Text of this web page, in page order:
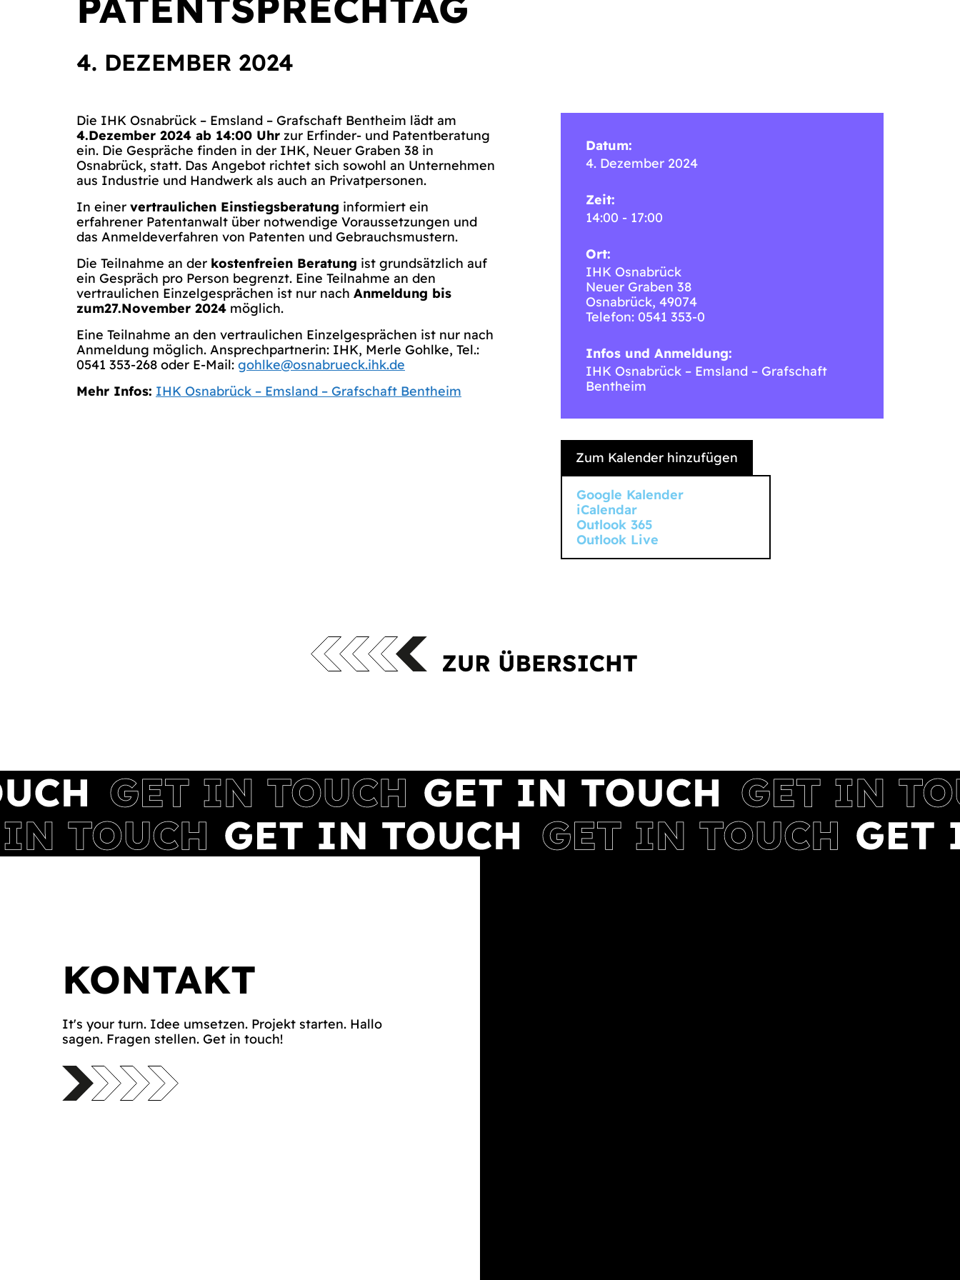
4. DEZEMBER 2024
Die IHK Osnabrück – Emsland – Grafschaft Bentheim lädt am
4.Dezember 2024 ab 14:00 Uhr zur Erfinder- und Patentberatung
ein. Die Gespräche finden in der IHK, Neuer Graben 38 in
Osnabrück, statt. Das Angebot richtet sich sowohl an Unternehmen
aus Industrie und Handwerk als auch an Privatpersonen.
In einer vertraulichen Einstiegsberatung informiert ein
erfahrener Patentanwalt über notwendige Voraussetzungen und
das Anmeldeverfahren von Patenten und Gebrauchsmustern.
Die Teilnahme an der kostenfreien Beratung ist grundsätzlich auf
ein Gespräch pro Person begrenzt. Eine Teilnahme an den
vertraulichen Einzelgesprächen ist nur nach Anmeldung bis
zum27.November 2024 möglich.
Eine Teilnahme an den vertraulichen Einzelgesprächen ist nur nach
Anmeldung möglich. Ansprechpartnerin: IHK, Merle Gohlke, Tel.:
0541 353-268 oder E-Mail: gohlke@osnabrueck.ihk.de
Mehr Infos: IHK Osnabrück – Emsland – Grafschaft Bentheim
Datum:
4. Dezember 2024
Zeit:
14:00 - 17:00
Ort:
IHK Osnabrück
Neuer Graben 38
Osnabrück, 49074
Telefon: 0541 353-0
Infos und Anmeldung:
IHK Osnabrück – Emsland – Grafschaft
Bentheim
Zum Kalender hinzufügen
Google Kalender
iCalendar
Outlook 365
Outlook Live
KONTAKT
It's your turn. Idee umsetzen. Projekt starten. Hallo
sagen. Fragen stellen. Get in touch!